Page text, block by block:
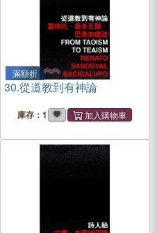
滿額折
30.從道教到有神論
庫存：1